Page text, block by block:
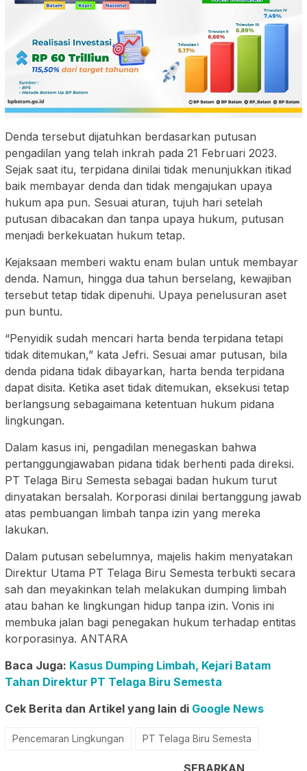
Denda tersebut dijatuhkan berdasarkan putusan
pengadilan yang telah inkrah pada 21 Februari 2023.
Sejak saat itu, terpidana dinilai tidak menunjukkan itikad
baik membayar denda dan tidak mengajukan upaya
hukum apa pun. Sesuai aturan, tujuh hari setelah
putusan dibacakan dan tanpa upaya hukum, putusan
menjadi berkekuatan hukum tetap.
Kejaksaan memberi waktu enam bulan untuk membayar
denda. Namun, hingga dua tahun berselang, kewajiban
tersebut tetap tidak dipenuhi. Upaya penelusuran aset
pun buntu.
“Penyidik sudah mencari harta benda terpidana tetapi
tidak ditemukan,” kata Jefri. Sesuai amar putusan, bila
denda pidana tidak dibayarkan, harta benda terpidana
dapat disita. Ketika aset tidak ditemukan, eksekusi tetap
berlangsung sebagaimana ketentuan hukum pidana
lingkungan.
Dalam kasus ini, pengadilan menegaskan bahwa
pertanggungjawaban pidana tidak berhenti pada direksi.
PT Telaga Biru Semesta sebagai badan hukum turut
dinyatakan bersalah. Korporasi dinilai bertanggung jawab
atas pembuangan limbah tanpa izin yang mereka
lakukan.
Dalam putusan sebelumnya, majelis hakim menyatakan
Direktur Utama PT Telaga Biru Semesta terbukti secara
sah dan meyakinkan telah melakukan dumping limbah
atau bahan ke lingkungan hidup tanpa izin. Vonis ini
membuka jalan bagi penegakan hukum terhadap entitas
korporasinya. ANTARA
Baca Juga: Kasus Dumping Limbah, Kejari Batam
Tahan Direktur PT Telaga Biru Semesta
Cek Berita dan Artikel yang lain di Google News
Pencemaran Lingkungan PT Telaga Biru Semesta
SEBARKAN